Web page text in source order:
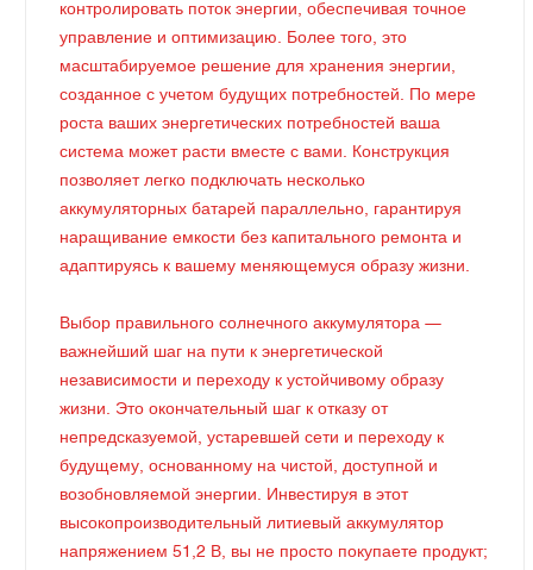
контролировать поток энергии, обеспечивая точное
управление и оптимизацию. Более того, это
масштабируемое решение для хранения энергии,
созданное с учетом будущих потребностей. По мере
роста ваших энергетических потребностей ваша
система может расти вместе с вами. Конструкция
позволяет легко подключать несколько
аккумуляторных батарей параллельно, гарантируя
наращивание емкости без капитального ремонта и
адаптируясь к вашему меняющемуся образу жизни.
Выбор правильного солнечного аккумулятора —
важнейший шаг на пути к энергетической
независимости и переходу к устойчивому образу
жизни. Это окончательный шаг к отказу от
непредсказуемой, устаревшей сети и переходу к
будущему, основанному на чистой, доступной и
возобновляемой энергии. Инвестируя в этот
высокопроизводительный литиевый аккумулятор
напряжением 51,2 В, вы не просто покупаете продукт;